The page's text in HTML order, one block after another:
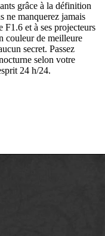
grâce à la définition
ne manquerez jamais
et à ses projecteurs
couleur de meilleure
secret. Passez
selon votre
24 h/24.